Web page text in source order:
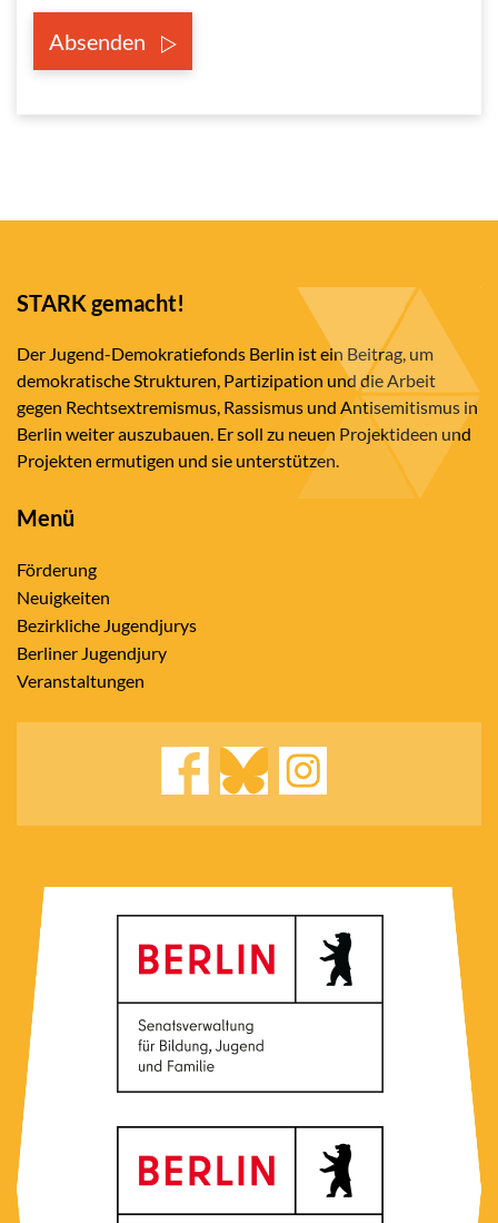
Absenden
STARK gemacht!
Der Jugend-Demokratiefonds Berlin ist ein Beitrag, um
demokratische Strukturen, Partizipation und die Arbeit
gegen Rechtsextremismus, Rassismus und Antisemitismus in
Berlin weiter auszubauen. Er soll zu neuen Projektideen und
Projekten ermutigen und sie unterstützen.
Menü
Förderung
Neuigkeiten
Bezirkliche Jugendjurys
Berliner Jugendjury
Veranstaltungen